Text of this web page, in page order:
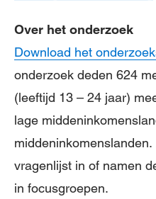
Over het onderzoek
Download het
onderzoek deden 624
(leeftijd 13 – 24 jaar)
lage
vragenlijst in of namen
in focusgroepen.